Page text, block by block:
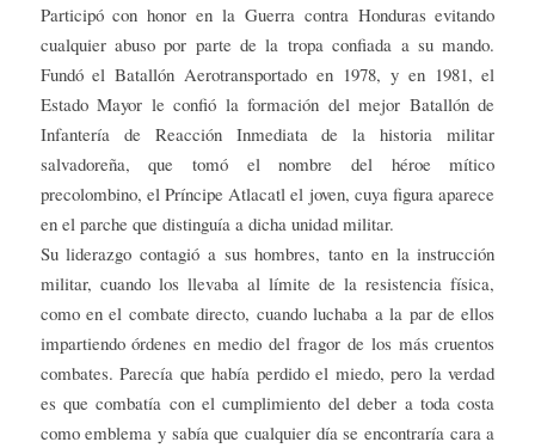
Participó con honor en la Guerra contra Honduras evitando
cualquier abuso por parte de la tropa confiada a su mando.
Fundó el Batallón Aerotransportado en 1978, y en 1981, el
Estado Mayor le confió la formación del mejor Batallón de
Infantería de Reacción Inmediata de la historia militar
salvadoreña, que tomó el nombre del héroe mítico
precolombino, el Príncipe Atlacatl el joven, cuya figura aparece
en el parche que distinguía a dicha unidad militar.
Su liderazgo contagió a sus hombres, tanto en la instrucción
militar, cuando los llevaba al límite de la resistencia física,
como en el combate directo, cuando luchaba a la par de ellos
impartiendo órdenes en medio del fragor de los más cruentos
combates. Parecía que había perdido el miedo, pero la verdad
es que combatía con el cumplimiento del deber a toda costa
como emblema y sabía que cualquier día se encontraría cara a